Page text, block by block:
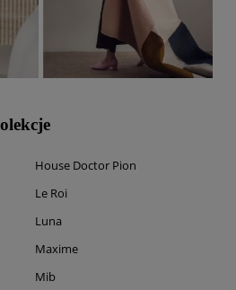
House Doctor Pion
Le Roi
Luna
Maxime
Mib